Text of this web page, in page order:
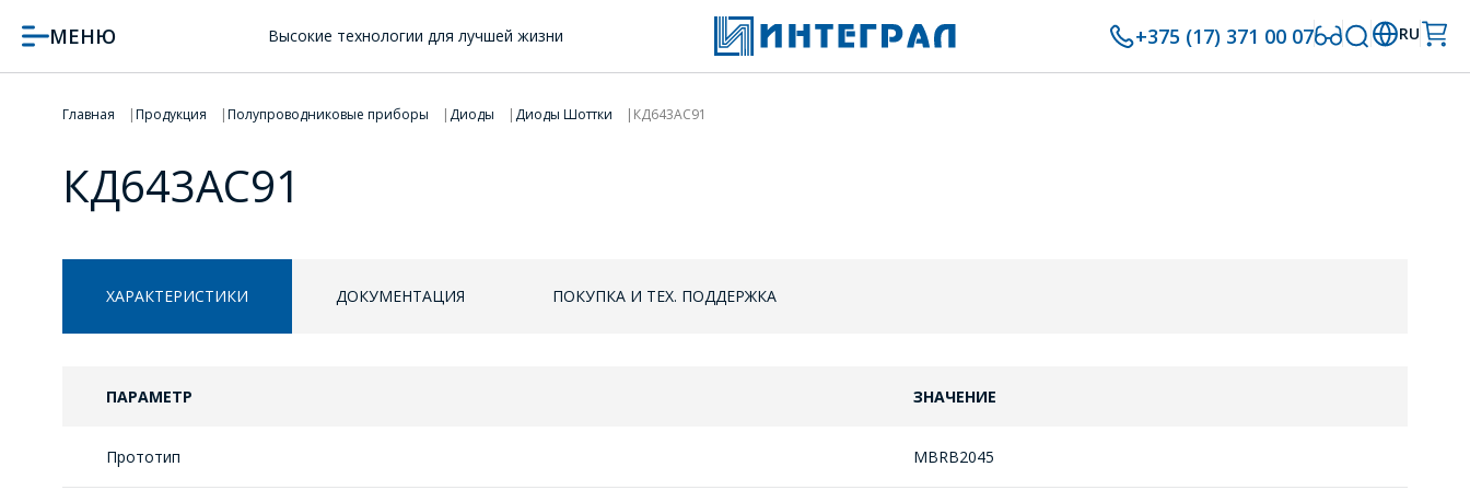
МЕНЮ Высокие технологии для лучшей жизни +375 (17) 371 00 07 RU
Главная Продукция Полупроводниковые приборы Диоды Диоды Шоттки КД643АС91
КД643АС91
ХАРАКТЕРИСТИКИ ДОКУМЕНТАЦИЯ ПОКУПКА И ТЕХ. ПОДДЕРЖКА
ПАРАМЕТР ЗНАЧЕНИЕ
Прототип MBRB2045